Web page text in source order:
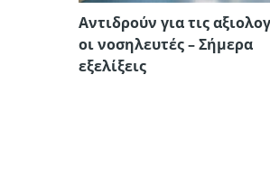
Αντιδρούν για τις
οι νοσηλευτές – Σήμερα
εξελίξεις